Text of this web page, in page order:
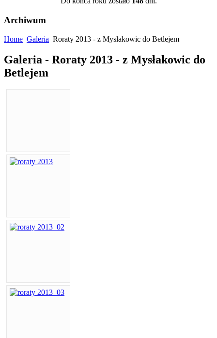
Archiwum
Home Galeria Roraty 2013 - z Mysłakowic do Betlejem
Galeria - Roraty 2013 - z Mysłakowic do
Betlejem